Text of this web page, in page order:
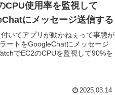
CPU使用率を監視して
にメッセージ送信する
いてアプリが動かねぇって事態が
ートをGoogleChatにメッセージ
でEC2のCPUを監視して90%を
2025.03.14